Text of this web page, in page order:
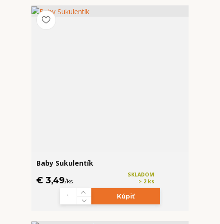
Baby Sukulentík
€ 3,49/ks
SKLADOM
> 2 ks
Kúpiť